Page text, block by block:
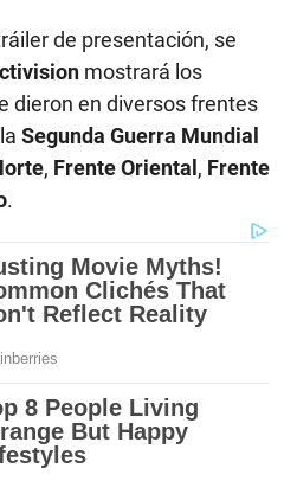
de presentación, se
mostrará los
dieron en diversos frentes
Segunda Guerra Mundial
, Frente Oriental , Frente
.